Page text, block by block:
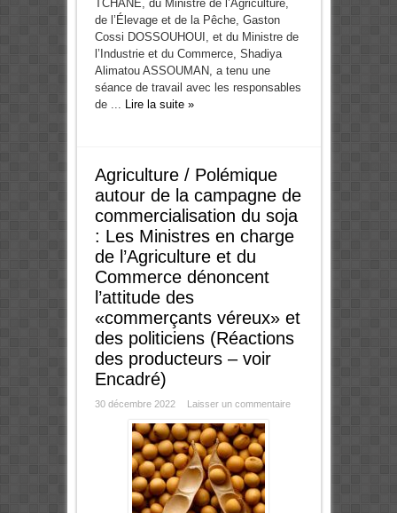
TCHANÉ, du Ministre de l’Agriculture,
de l’Élevage et de la Pêche, Gaston
Cossi DOSSOUHOUI, et du Ministre de
l’Industrie et du Commerce, Shadiya
Alimatou ASSOUMAN, a tenu une
séance de travail avec les responsables
de ... Lire la suite »
Agriculture / Polémique
autour de la campagne de
commercialisation du soja
: Les Ministres en charge
de l’Agriculture et du
Commerce dénoncent
l’attitude des
«commerçants véreux» et
des politiciens (Réactions
des producteurs – voir
Encadré)
30 décembre 2022 Laisser un commentaire